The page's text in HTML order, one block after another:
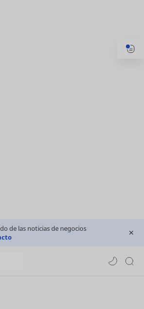
de las noticias de negocios